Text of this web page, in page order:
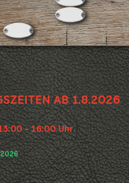
AB 1.8.2026
- 16:00 Uhr